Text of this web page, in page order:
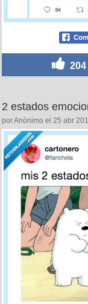
204
2 estados
por Anónimo el 25 abr